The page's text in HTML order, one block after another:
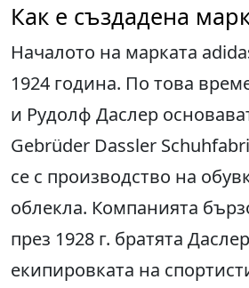
Как е създадена
Началото на марката
1924 година. По това
и Рудолф Даслер
Gebrüder Dassler
се с производство на
облекла. Компанията
през 1928 г. братята
екипировката на